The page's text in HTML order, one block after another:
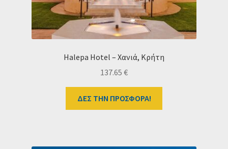
Halepa Hotel – Χανιά, Κρήτη
137.65 €
ΔΕΣ ΤΗΝ ΠΡΟΣΦΟΡΑ!